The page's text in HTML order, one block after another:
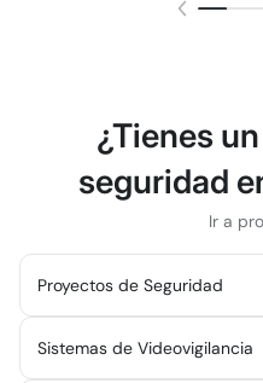
¿Tienes
seguridad
Ir a
Proyectos de Seguridad
Sistemas de Videovigilancia